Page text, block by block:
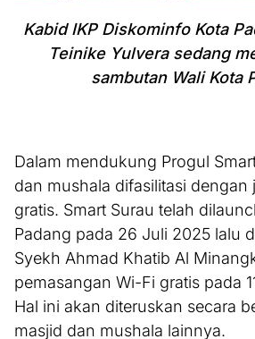
Kabid IKP Diskominfo Kota
Teinike Yulvera sedang
sambutan Wali Kota
Dalam mendukung Progul
dan mushala difasilitasi dengan
gratis. Smart Surau telah
Padang pada 26 Juli 2025 lalu
Syekh Ahmad Khatib Al
pemasangan Wi-Fi gratis pada
Hal ini akan diteruskan secara
masjid dan mushala lainnya.